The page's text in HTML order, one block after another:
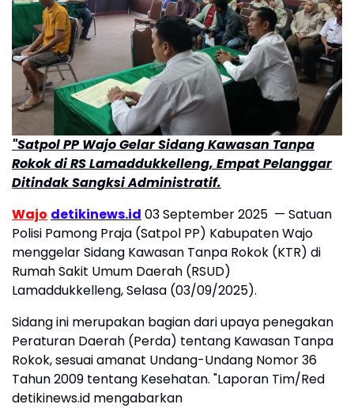
"Satpol PP Wajo Gelar Sidang Kawasan Tanpa
Rokok di RS Lamaddukkelleng, Empat Pelanggar
Ditindak Sangksi Administratif.
Wajo detikinews.id 03 September 2025 — Satuan
Polisi Pamong Praja (Satpol PP) Kabupaten Wajo
menggelar Sidang Kawasan Tanpa Rokok (KTR) di
Rumah Sakit Umum Daerah (RSUD)
Lamaddukkelleng, Selasa (03/09/2025).
Sidang ini merupakan bagian dari upaya penegakan
Peraturan Daerah (Perda) tentang Kawasan Tanpa
Rokok, sesuai amanat Undang-Undang Nomor 36
Tahun 2009 tentang Kesehatan. "Laporan Tim/Red
detikinews.id mengabarkan